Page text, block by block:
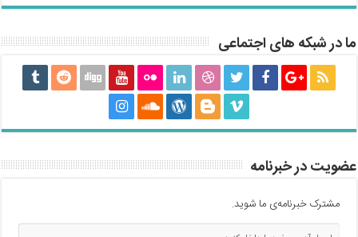
ما در شبکه های اجتماعی
عضویت در خبرنامه
مشترک خبرنامه‌ی ما شوید.